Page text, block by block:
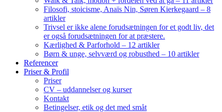
Filosofi, stoicisme, Anaïs Nin, Søren Kierkegaard – 8
artikler
Trivsel er ikke alene forudsætningen for et godt liv, det
er også forudsætningen for at præstere.
Kærlighed & Parforhold – 12 artikler
Børn & unge, selvværd og robusthed – 10 artikler
Referencer
Priser & Profil
Priser
CV – uddannelser og kurser
Kontakt
Betingelser, etik og det med småt